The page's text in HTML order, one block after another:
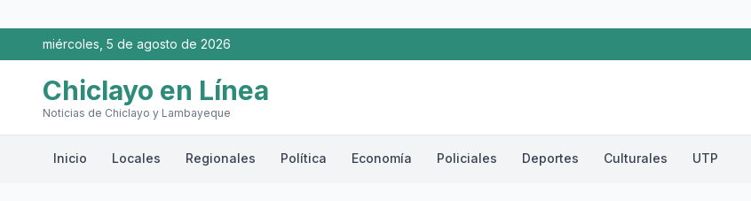
miércoles, 5 de agosto de 2026
Chiclayo en Línea
Noticias de Chiclayo y Lambayeque
Inicio Locales Regionales Política Economía Policiales Deportes Culturales UTP